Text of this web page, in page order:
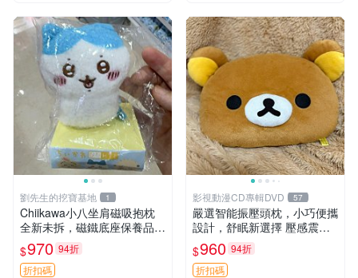
劉先生的挖寶基地 1
Chiikawa小八坐肩磁吸抱枕
全新未拆，磁鐵底座保養品專
用 磁鐵 磁吸 抱枕
$970 94折
折扣碼
影視動漫CD專輯DVD 57
嚴選智能振壓頭枕，小巧便攜
設計，舒眠新選擇 壓感震動
頭枕 確切尺寸 小巧便攜
$960 94折
折扣碼